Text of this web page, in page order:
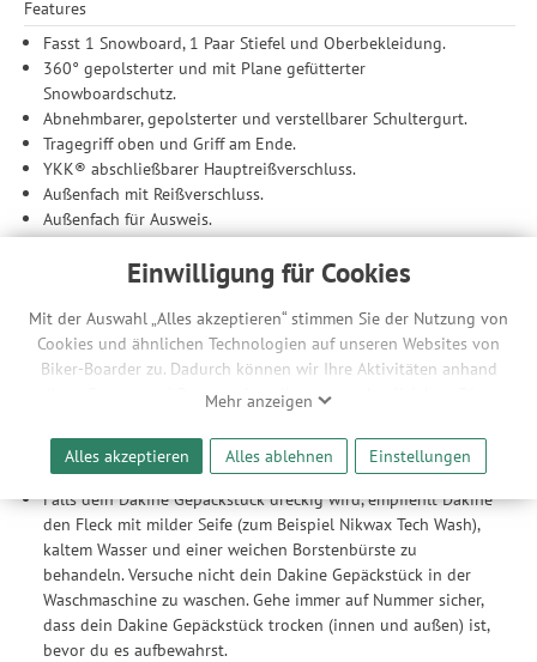
Einwilligung für Cookies
Mit der Auswahl „Alles akzeptieren“ stimmen Sie der Nutzung von
Cookies und ähnlichen Technologien auf unseren Websites von
Biker-Boarder zu. Dadurch können wir Ihre Aktivitäten anhand
Ihrer Geräte- und Browsereinstellungen nachvollziehen. Dies
ermöglicht es uns, anhand ihrer Interessen nutzungsbasierte
Werbeanzeigen für Sie bereitzustellen sowie Funktionalitäten
unserer Website sicherzustellen und stetig zu verbessern. Dabei
werden Ihre Daten auch an Drittanbieter und Werbepartner
weitergegeben. Die Verarbeitung erfolgt ausschließlich zum
Zwecke der Einbindung von Streaming-Inhalten und der
Durchführung von statistischer Analyse, Reichweitenmessungen,
Produktempfehlungen und nutzungsbasierter Werbung.
Informationen zu den einzelnen Funktionen, den Drittanbietern
und der Speicherdauer finden Sie unter Einstellungen. Diese
Mehr anzeigen
Alles akzeptieren Alles ablehnen Einstellungen
Features
Fasst 1 Snowboard, 1 Paar Stiefel und Oberbekleidung.
360° gepolsterter und mit Plane gefütterter
Snowboardschutz.
Abnehmbarer, gepolsterter und verstellbarer Schultergurt.
Tragegriff oben und Griff am Ende.
YKK® abschließbarer Hauptreißverschluss.
Außenfach mit Reißverschluss.
Außenfach für Ausweis.
Lässt sich platzsparend zusammenpacken.
Technische Daten
Material: 100 % Recycled Polyester / Futter: 100 %
Polyethylen
Abmessungen: 157 x 31 x 17 cm
max. Snowboardlänge: 157 cm
Falls dein Dakine Gepäckstück dreckig wird, empfiehlt Dakine
den Fleck mit milder Seife (zum Beispiel Nikwax Tech Wash),
kaltem Wasser und einer weichen Borstenbürste zu
behandeln. Versuche nicht dein Dakine Gepäckstück in der
Waschmaschine zu waschen. Gehe immer auf Nummer sicher,
dass dein Dakine Gepäckstück trocken (innen und außen) ist,
bevor du es aufbewahrst.